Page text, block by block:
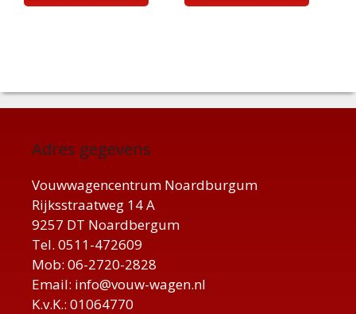
Adres gegevens
Vouwwagencentrum Noardburgum
Rijksstraatweg 14 A
9257 DT Noardbergum
Tel. 0511-472609
Mob: 06-2720-2828
Email: info@vouw-wagen.nl
K.v.K.: 01064770